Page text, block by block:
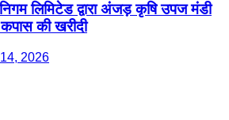
लिमिटेड द्वारा अंजड़ कृषि उपज मंडी
की खरीदी
2026